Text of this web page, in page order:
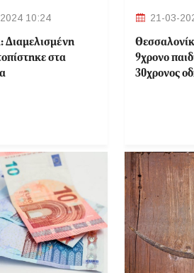
10:24
Διαμελισμένη
στα
21-03-
9χρονο
30χρονος